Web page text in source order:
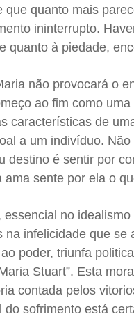
quanto mais
ininterrupto.
quanto à piedade,
não provocará o
ao fim como
características de
a um indivíduo.
destino é sentir por
sente por ela o
no
infelicidade que se
poder, triunfa
Stuart”. Esta
contada pelos
do sofrimento está